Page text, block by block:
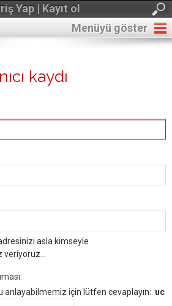
Yap | Kayıt ol
Menüyü göster
kaydı
asla kimseyle
anlayabilmemiz için lütfen cevaplayın:. uc